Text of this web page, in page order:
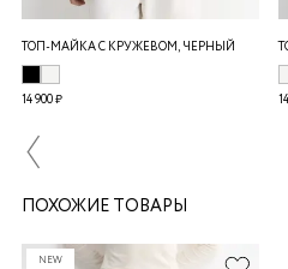
ТОП-МАЙКА С КРУЖЕВОМ, ЧЕРНЫЙ
14 900 ₽
ПОХОЖИЕ ТОВАРЫ
NEW